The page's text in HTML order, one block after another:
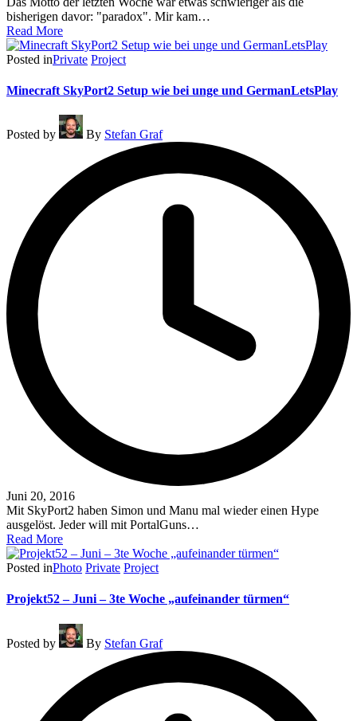
bisherigen davor: "paradox". Mir kam…
Read More
Posted inPrivate Project
Minecraft SkyPort2 Setup wie bei unge und GermanLetsPlay
Posted by By Stefan Graf
Juni 20, 2016
Mit SkyPort2 haben Simon und Manu mal wieder einen Hype
ausgelöst. Jeder will mit PortalGuns…
Read More
Posted inPhoto Private Project
Projekt52 – Juni – 3te Woche „aufeinander türmen“
Posted by By Stefan Graf